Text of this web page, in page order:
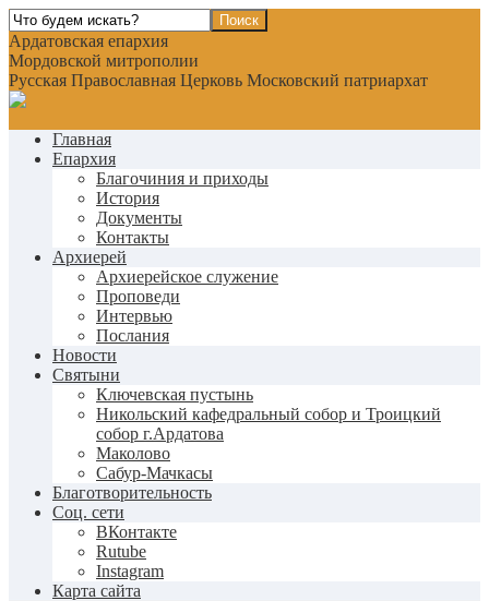
Ардатовская епархия
Мордовской митрополии
Русская Православная Церковь Московский патриархат
Главная
Епархия
Благочиния и приходы
История
Документы
Контакты
Архиерей
Архиерейское служение
Проповеди
Интервью
Послания
Новости
Святыни
Ключевская пустынь
Никольский кафедральный собор и Троицкий
собор г.Ардатова
Маколово
Сабур-Мачкасы
Благотворительность
Соц. сети
ВКонтакте
Rutube
Instagram
Карта сайта